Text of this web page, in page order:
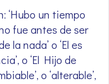
‘Hubo un tiempo
fue antes de ser
la nada’ o ‘El es
o ‘El Hijo de
o ‘alterable’,